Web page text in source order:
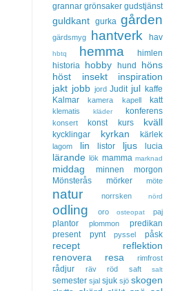
grannar grönsaker gudstjänst
guldkant gurka gården
gärdsmyg hantverk hav
hbtq hemma
himlen
historia hobby hund
höns
höst
insekt
inspiration
jakt jobb jord Judit jul kaffe
Kalmar
kamera kapell katt
klematis kläder konferens
konsert konst kurs kväll
kycklingar kyrkan kärlek
lagom lin listor ljus lucia
lärande lök mamma marknad
middag minnen
morgon
Mönsterås
mörker möte
natur norrsken nörd
odling oro osteopat paj
plantor plommon
predikan
present
pynt pyssel påsk
recept
reflektion
renovera
resa rimfrost
rådjur räv röd saft salt
semester sjal sjuk sjö skogen